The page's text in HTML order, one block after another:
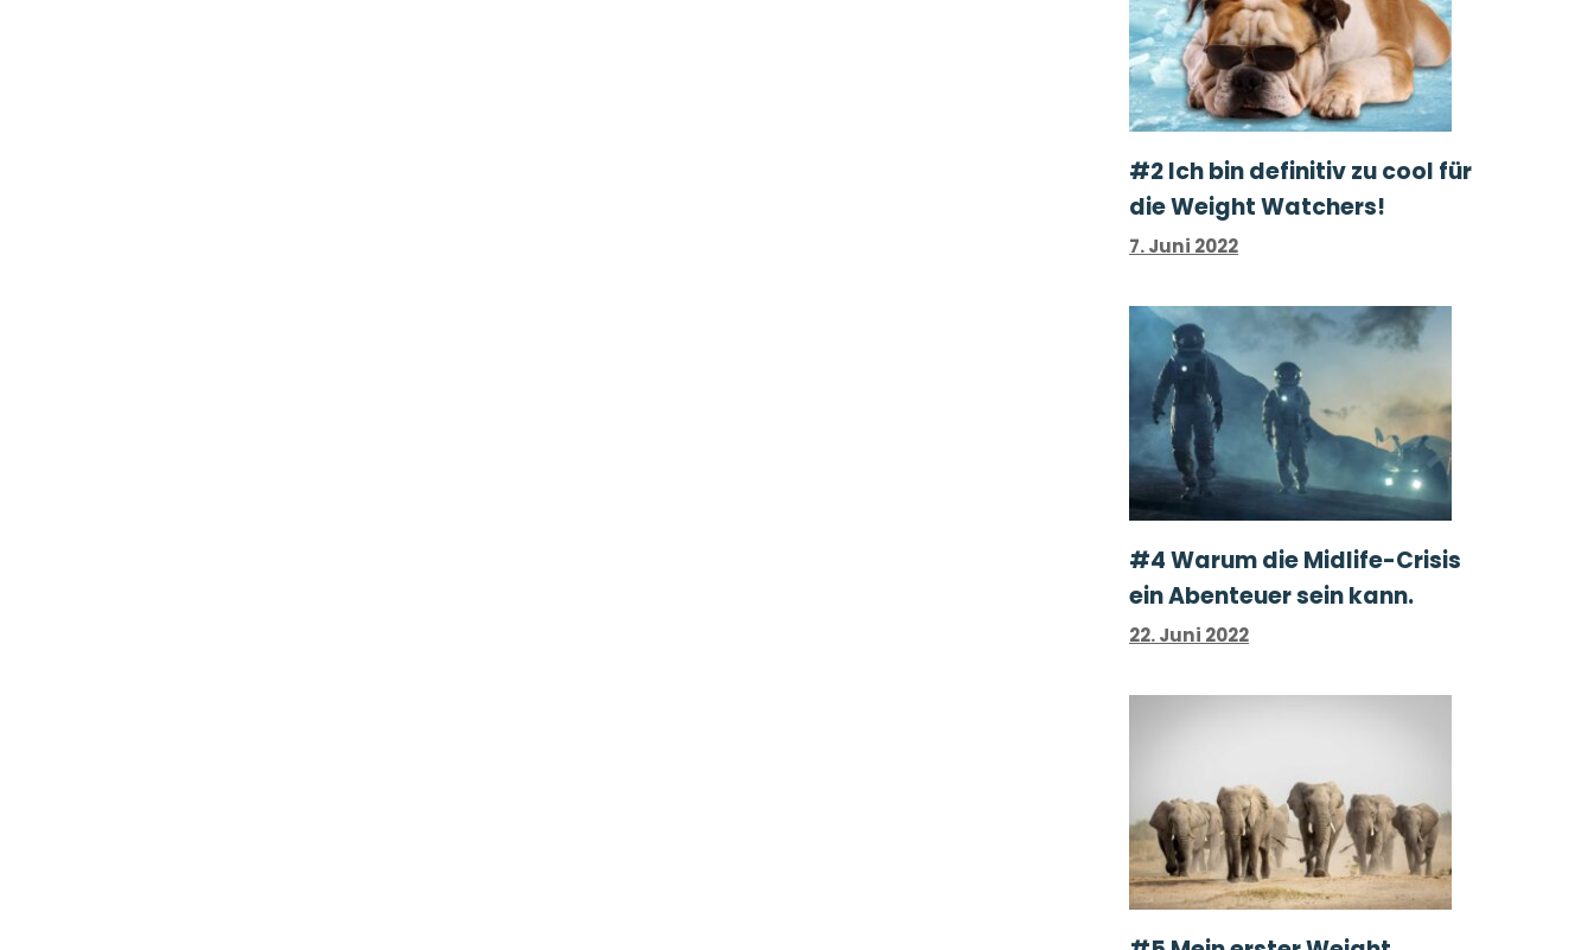
#2 Ich bin definitiv zu cool für
die Weight Watchers!
7. Juni 2022
#4 Warum die Midlife-Crisis
ein Abenteuer sein kann.
22. Juni 2022